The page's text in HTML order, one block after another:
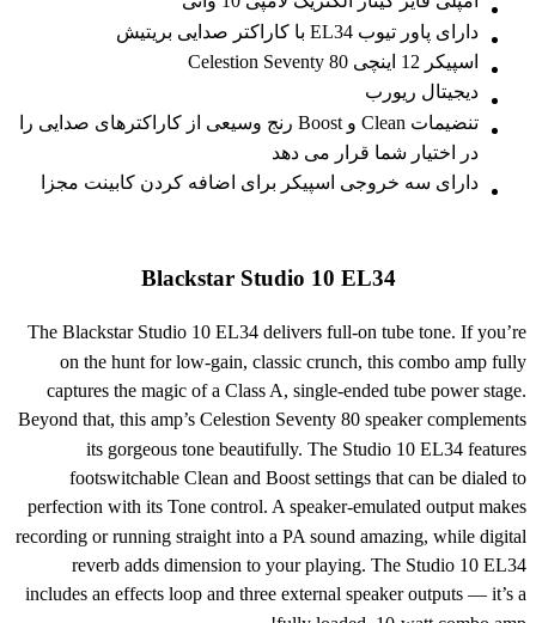
دارای پاور تیوب EL34 با کاراکتر صدایی بریتیش
اسپیکر 12 اینچی Celestion Seventy 80
دیجیتال ریورب
تنضیمات Clean و Boost رنج وسیعی از کاراکترهای صدایی را
در اختیار شما قرار می دهد
دارای سه خروجی اسپیکر برای اضافه کردن کابینت مجزا
Blackstar Studio 10 EL34
The Blackstar Studio 10 EL34 delivers full-on tube tone. If you’re
on the hunt for low-gain, classic crunch, this combo amp fully
captures the magic of a Class A, single-ended tube power stage.
Beyond that, this amp’s Celestion Seventy 80 speaker complements
its gorgeous tone beautifully. The Studio 10 EL34 features
footswitchable Clean and Boost settings that can be dialed to
perfection with its Tone control. A speaker-emulated output makes
recording or running straight into a PA sound amazing, while digital
reverb adds dimension to your playing. The Studio 10 EL34
includes an effects loop and three external speaker outputs — it’s a